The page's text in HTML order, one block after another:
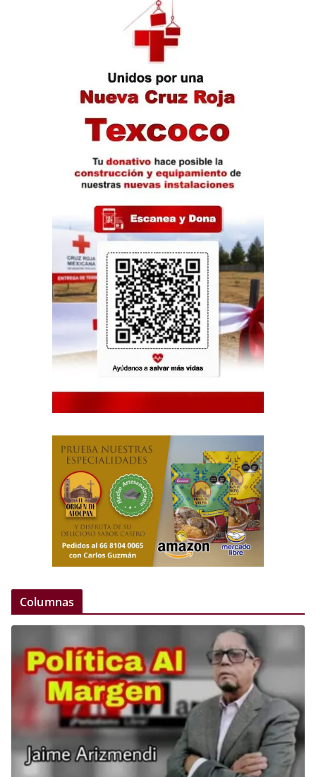
Columnas